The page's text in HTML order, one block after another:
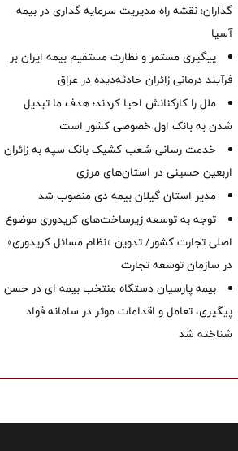
گذاران؛ نقشه راه مدیریت سرمایه گذاری در بیمه
آسیا
پیگیری مستمر و نظارت مستقیم بیمه ایران بر
فرآیند درمانی زائران حادثه‌دیده در عراق
ملل را کارکنانش احیا کردند؛ هدف ما تبدیل
شدن به بانک اول خصوصی کشور است
خدمت رسانی شعب کشیک بانک سپه به زائران
اربعین حسینی در استان‌‌های مرزی
‌مدیر استان گیلان بیمه دی منصوب شد
توجه به توسعه زیرساخت‌های کریدوری موضوع
اصلی تجارت کشور/ تدوین «نظام مسائل کریدوری»
در سازمان توسعه تجارت
بیمه پارسیان دستگاه منتخب بیمه ای در حسن
پیگیری، تعامل و اقدامات موثر در سامانه فواد
شناخته شد